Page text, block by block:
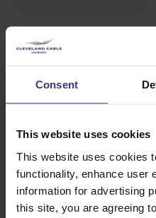
Consent
This website uses cookies
This website uses cookies
functionality, enhance user
information for advertising
this site, you are agreeing
6241Y1BR
BASEC
BS6004:12
BROWN
BASEC 100M
REEL
6242Y1
6242Y1
BASEC GRIS